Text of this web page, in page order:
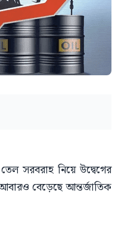
সরবরাহ নিয়ে উদ্বেগের
বেড়েছে আন্তর্জাতিক